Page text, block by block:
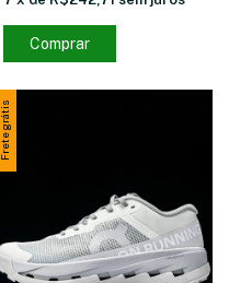
Comprar
Frete grátis